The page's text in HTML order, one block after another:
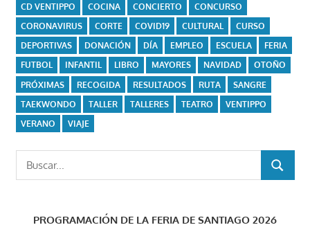
CD VENTIPPO
COCINA CONCIERTO
CONCURSO
CORONAVIRUS
CORTE COVID19 CULTURAL
CURSO
DEPORTIVAS
DONACIÓN DÍA EMPLEO ESCUELA
FERIA
FUTBOL
INFANTIL LIBRO MAYORES NAVIDAD
OTOÑO
PRÓXIMAS
RECOGIDA RESULTADOS RUTA
SANGRE
TAEKWONDO
TALLER TALLERES TEATRO
VENTIPPO
VERANO
VIAJE
Buscar:
BUSCAR
PROGRAMACIÓN DE LA FERIA DE SANTIAGO 2026